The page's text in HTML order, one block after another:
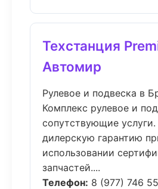
Техстанция
Автомир
Рулевое и подвеска в
Комплекс рулевое и
сопутствующие
дилерскую гарантию
использовании
запчастей....
Телефон: 8 (977) 746